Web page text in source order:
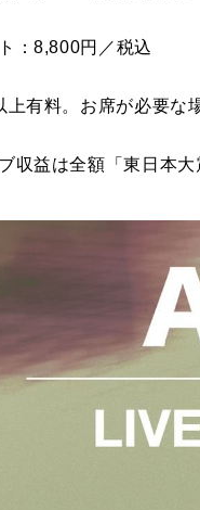
：8,800円／税込
有料。お席が必要な
収益は全額「東日本大